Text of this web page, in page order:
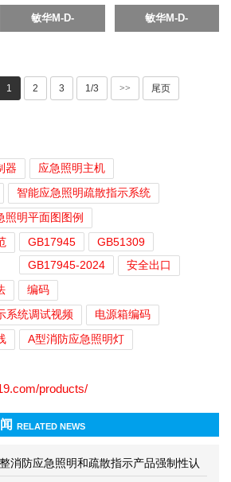
敏华M-D- 敏华M-D-
1 2 3 1/3 >> 尾页
器
应急照明主机
智能应急照明疏散指示系统
照明平面图图例
GB17945
GB51309
GB17945-2024
安全出口
编码
系统调试视频
电源箱编码
A型消防应急照明灯
products/
RELATED NEWS
消防应急照明和疏散指示产品强制性认